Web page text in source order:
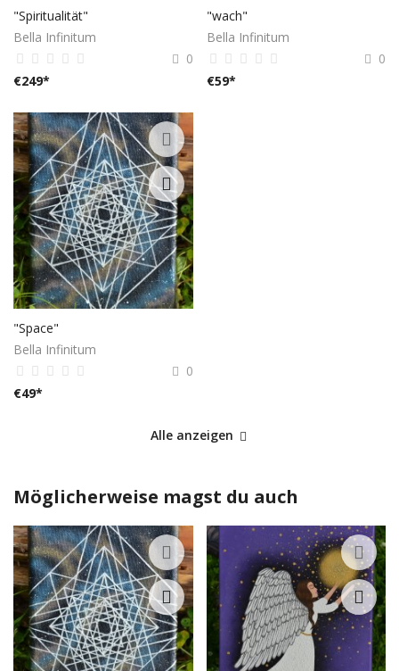
"Spiritualität"
Bella Infinitum
0
€249*
"wach"
Bella Infinitum
0
€59*
"Space"
Bella Infinitum
0
€49*
Alle anzeigen
Möglicherweise magst du auch